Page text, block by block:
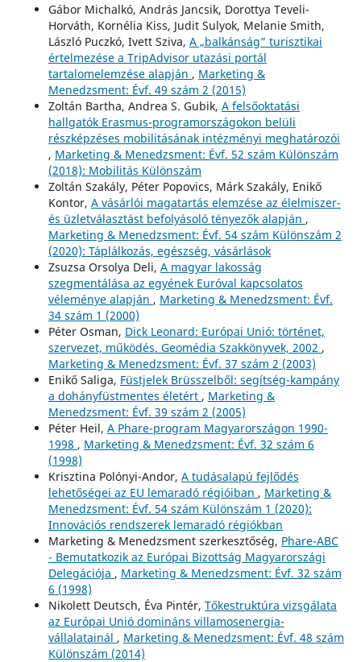
Gábor Michalkó, András Jancsik, Dorottya Teveli-
Horváth, Kornélia Kiss, Judit Sulyok, Melanie Smith,
László Puczkó, Ivett Sziva, A „balkánság” turisztikai
értelmezése a TripAdvisor utazási portál
tartalomelemzése alapján , Marketing &
Menedzsment: Évf. 49 szám 2 (2015)
Zoltán Bartha, Andrea S. Gubik, A felsőoktatási
hallgatók Erasmus-programországokon belüli
részképzéses mobilitásának intézményi meghatározói
, Marketing & Menedzsment: Évf. 52 szám Különszám
(2018): Mobilitás Különszám
Zoltán Szakály, Péter Popovics, Márk Szakály, Enikő
Kontor, A vásárlói magatartás elemzése az élelmiszer-
és üzletválasztást befolyásoló tényezők alapján ,
Marketing & Menedzsment: Évf. 54 szám Különszám 2
(2020): Táplálkozás, egészség, vásárlások
Zsuzsa Orsolya Deli, A magyar lakosság
szegmentálása az egyének Euróval kapcsolatos
véleménye alapján , Marketing & Menedzsment: Évf.
34 szám 1 (2000)
Péter Osman, Dick Leonard: Európai Unió: történet,
szervezet, működés. Geomédia Szakkönyvek, 2002 ,
Marketing & Menedzsment: Évf. 37 szám 2 (2003)
Enikő Saliga, Füstjelek Brüsszelből: segítség-kampány
a dohányfüstmentes életért , Marketing &
Menedzsment: Évf. 39 szám 2 (2005)
Péter Heil, A Phare-program Magyarországon 1990-
1998 , Marketing & Menedzsment: Évf. 32 szám 6
(1998)
Krisztina Polónyi-Andor, A tudásalapú fejlődés
lehetőségei az EU lemaradó régióiban , Marketing &
Menedzsment: Évf. 54 szám Különszám 1 (2020):
Innovációs rendszerek lemaradó régiókban
Marketing & Menedzsment szerkesztőség, Phare-ABC
- Bemutatkozik az Európai Bizottság Magyarországi
Delegációja , Marketing & Menedzsment: Évf. 32 szám
6 (1998)
Nikolett Deutsch, Éva Pintér, Tőkestruktúra vizsgálata
az Európai Unió domináns villamosenergia-
vállalatainál , Marketing & Menedzsment: Évf. 48 szám
Különszám (2014)